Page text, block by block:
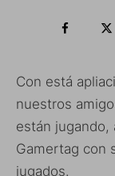
Con está
nuestros
están jugando,
Gamertag con
jugados.